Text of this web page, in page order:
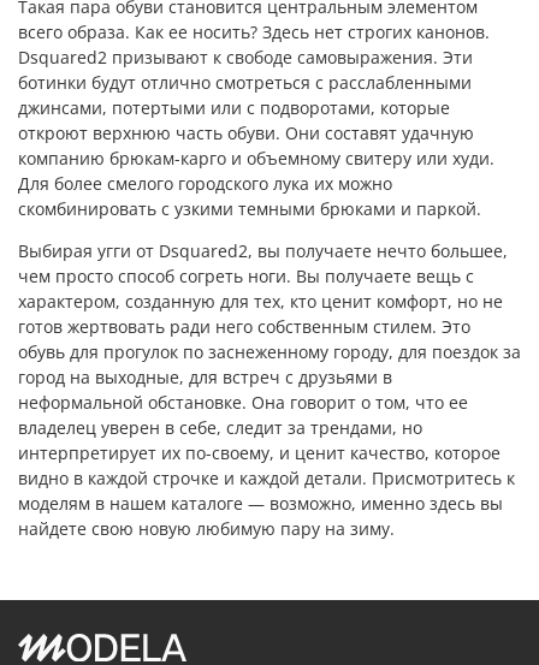
Такая пара обуви становится центральным элементом
всего образа. Как ее носить? Здесь нет строгих канонов.
Dsquared2 призывают к свободе самовыражения. Эти
ботинки будут отлично смотреться с расслабленными
джинсами, потертыми или с подворотами, которые
откроют верхнюю часть обуви. Они составят удачную
компанию брюкам-карго и объемному свитеру или худи.
Для более смелого городского лука их можно
скомбинировать с узкими темными брюками и паркой.
Выбирая угги от Dsquared2, вы получаете нечто большее,
чем просто способ согреть ноги. Вы получаете вещь с
характером, созданную для тех, кто ценит комфорт, но не
готов жертвовать ради него собственным стилем. Это
обувь для прогулок по заснеженному городу, для поездок за
город на выходные, для встреч с друзьями в
неформальной обстановке. Она говорит о том, что ее
владелец уверен в себе, следит за трендами, но
интерпретирует их по-своему, и ценит качество, которое
видно в каждой строчке и каждой детали. Присмотритесь к
моделям в нашем каталоге — возможно, именно здесь вы
найдете свою новую любимую пару на зиму.